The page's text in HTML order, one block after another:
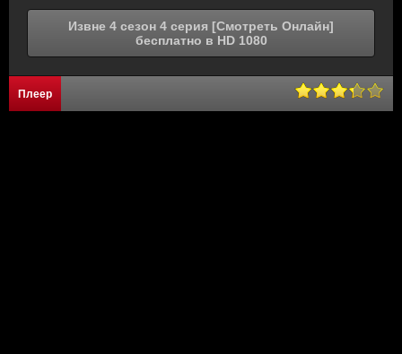
Извне 4 сезон 4 серия [Смотреть Онлайн]
бесплатно в HD 1080
Плеер